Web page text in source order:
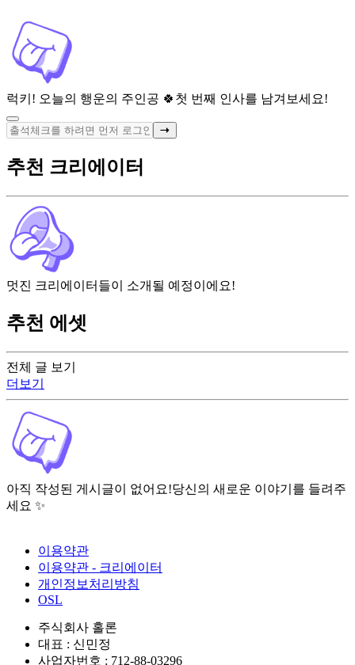
럭키! 오늘의 행운의 주인공 🍀 첫 번째 인사를 남겨보세요!
전체 글 보기
더보기
아직 작성된 게시글이 없어요!당신의 새로운 이야기를 들려주
세요 ✨
추천 크리에이터
멋진 크리에이터들이 소개될 예정이에요!
추천 에셋
이용약관
이용약관 - 크리에이터
개인정보처리방침
OSL
주식회사 홀론
대표 : 신민정
사업자번호 : 712-88-03296